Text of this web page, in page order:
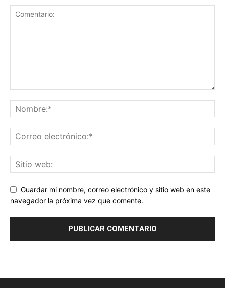
Guardar mi nombre, correo electrónico y sitio web en este
navegador la próxima vez que comente.